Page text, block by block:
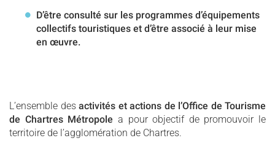
D’être consulté sur les programmes d’équipements
collectifs touristiques et d’être associé à leur mise
en œuvre.
L’ensemble des activités et actions de l’Office de Tourisme
de Chartres Métropole a pour objectif de promouvoir le
territoire de l’agglomération de Chartres.